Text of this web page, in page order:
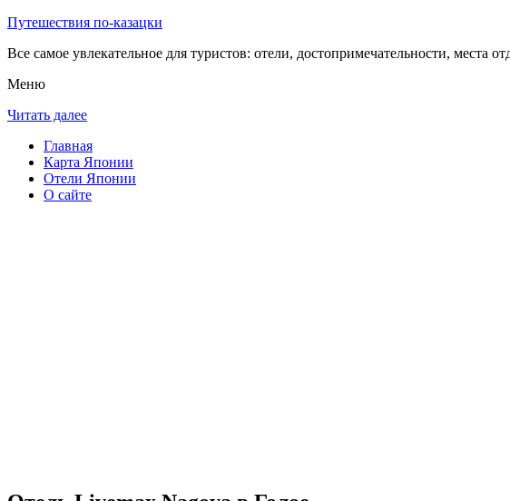
Путешествия по-казацки
Все самое увлекательное для туристов: отели, достопримечательности, места
Меню
Читать далее
Главная
Карта Японии
Отели Японии
О сайте